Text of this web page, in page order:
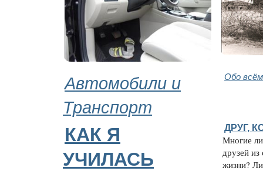
Автомобили и
Транспорт
Обо всём
КАК Я
УЧИЛАСЬ
ДРУГ,
Многие
друзей
жизни?